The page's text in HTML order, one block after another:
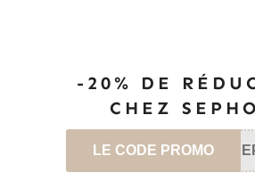
-20% DE
CHEZ
LE CODE PROMO